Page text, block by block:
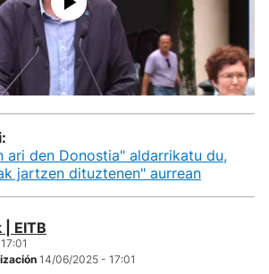
ari den Donostia" aldarrikatu du,
jartzen dituztenen" aurrean
EITB
14/06/2025 - 17:01